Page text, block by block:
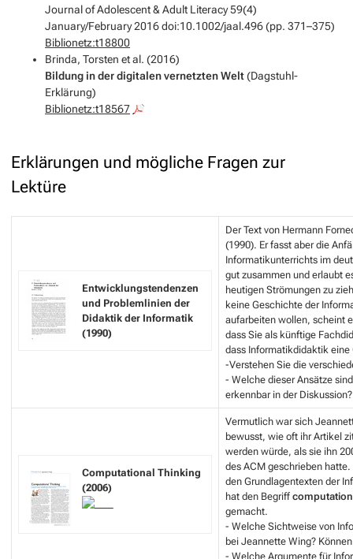
Journal of Adolescent & Adult Literacy 59(4)
January/February 2016 doi:10.1002/jaal.496 (pp. 371–375)
Biblionetz:t18800
Brinda, Torsten et al. (2016)
Bildung in der digitalen vernetzten Welt(Dagstuhl-
Erklärung)
Biblionetz:t18567
Erklärungen und mögliche Fragen zur
Lektüre
Entwicklungstendenzen
und Problemlinien der
Didaktik der Informatik
(1990)
Der Text von Hermann
(1990). Er fasst aber die
Informatikunterrichts im
gut zusammen und erlaubt
heutigen Strömungen zu
keine Geschichte der
aufarbeiten wollen, scheint
dass Sie als künftige
dassInformatikdidaktik eine
-Verstehen Sie die
- Welche dieser Ansätze
erkennbar in der Diskussion?
Computational Thinking
(2006)
Vermutlich war sich
bewusst, wie oft ihr Artikel
werden würde, als sie ihn
des ACM geschrieben
den Grundlagentexten der
hat den Begriff
gemacht.
- Welche Sichtweise von
bei Jeannette Wing?
- Welche Argumente für